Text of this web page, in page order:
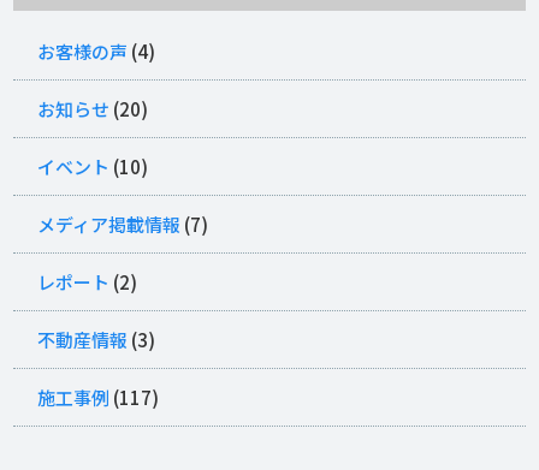
お客様の声 (4)
お知らせ (20)
イベント (10)
メディア掲載情報 (7)
レポート (2)
不動産情報 (3)
施工事例 (117)